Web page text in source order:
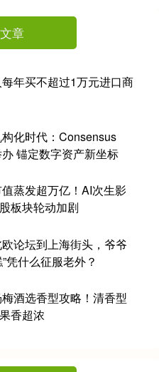
章
年买不超过1万元进口商
化时代：Consensus
锚定数字资产新坐标
蒸发超万亿！AI次生影
板块轮动加剧
论坛到上海街头，爷爷
凭什么征服老外？
酒选香型攻略！清香型
香超浓